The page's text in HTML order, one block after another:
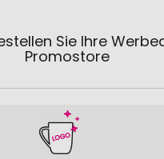
Sie Ihre
Promostore